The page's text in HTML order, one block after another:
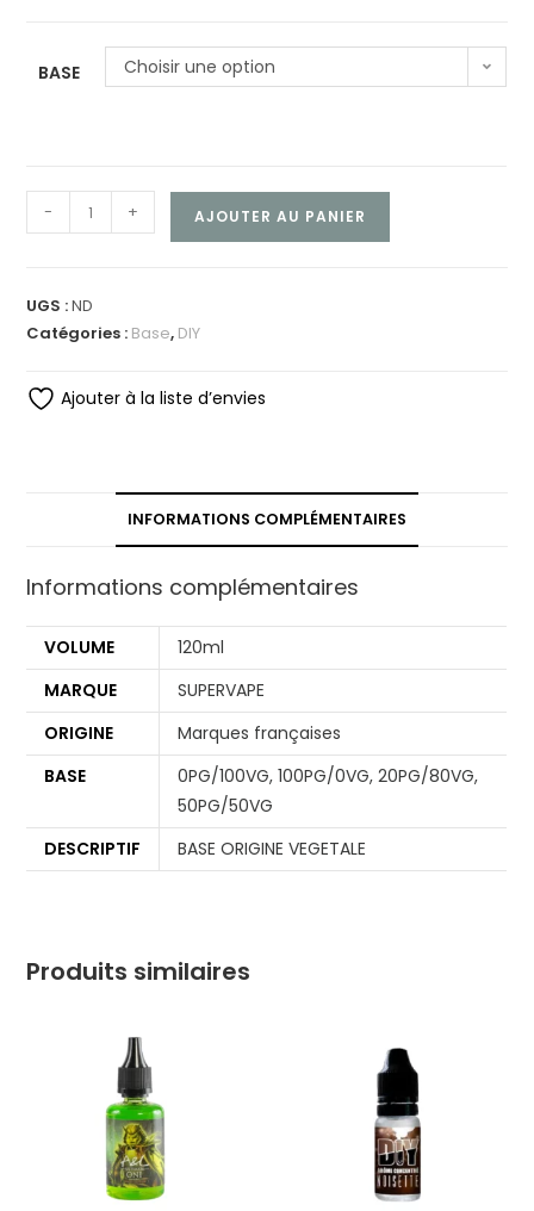
BASE Choisir une option
- + AJOUTER AU PANIER
UGS :ND
Catégories : Base, DIY
Ajouter à la liste d’envies
INFORMATIONS COMPLÉMENTAIRES
Informations complémentaires
VOLUME
120ml
MARQUE
SUPERVAPE
ORIGINE
Marques françaises
BASE
0PG/100VG, 100PG/0VG, 20PG/80VG,
50PG/50VG
DESCRIPTIF
BASE ORIGINE VEGETALE
Produits similaires